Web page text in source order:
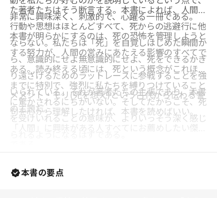
非常に興味深く、刺激的で、心躍る一冊である。
た著者たちはそう断言する。本書によれば、人間の
行動や思想はほとんどすべて、死からの逃避行に他
ならない。私たちは「死」を自覚しはじめた瞬間か
ら、意識的にせよ無意識的にせよ、死をできるかぎ
り遠ざけるためのラットレースに参戦することを強
いられている。それが著者たちの主張であり、本書
の主題だ。
本書が明らかにするのは、死の恐怖を管理しようと
する努力が、人間の営みにあたえる影響のすべてで
ある。読み終える頃には、死という概念がこれほど
までに特別で、強烈に私たちを縛りつけていること
に驚かされるにちがいない。そしてだからこそ、死
を受けいれることの意味が、よりいっそう深く感じ
メメント・モリ(死を想え)という古代から伝わる警
句を心から理解したければ、本書を読めばいい。
「人間」に興味がある人すべてにお薦めしたい傑作
本書の要点